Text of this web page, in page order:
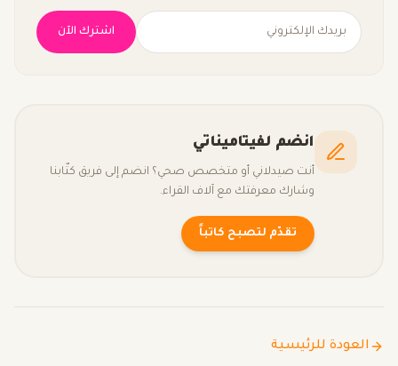
اشترك الآن
انضم لفيتاميناتي
أنت صيدلاني أو متخصص صحي؟ انضم إلى فريق كتّابنا
وشارك معرفتك مع آلاف القراء.
تقدّم لتصبح كاتباً
العودة للرئيسية